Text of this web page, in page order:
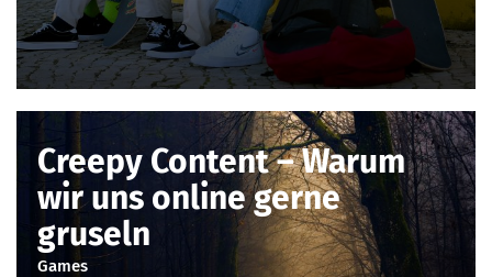
Creepy Content – Warum
wir uns online gerne
gruseln
Games